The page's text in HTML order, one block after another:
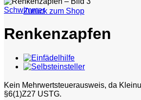
Zurück zum Shop
Schwimmer
Renkenzapfen
Kein Mehrwertsteuerausweis, da
§6(1)Z27 USTG.